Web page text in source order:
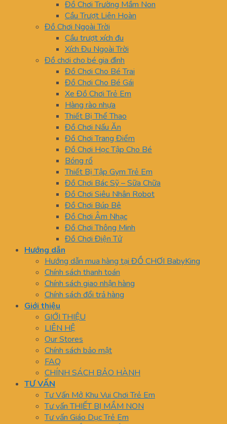
Đồ Chơi Trường Mầm Non
Cầu Trượt Liên Hoàn
Đồ Chơi Ngoài Trời
Cầu trượt xích đu
Xích Đu Ngoài Trời
Đồ chơi cho bé gia đình
Đồ Chơi Cho Bé Trai
Đồ Chơi Cho Bé Gái
Xe Đồ Chơi Trẻ Em
Hàng rào nhựa
Thiết Bị Thể Thao
Đồ Chơi Nấu Ăn
Đồ Chơi Trang Điểm
Đồ Chơi Học Tập Cho Bé
Bóng rổ
Thiết Bị Tập Gym Trẻ Em
Đồ Chơi Bác Sỹ – Sữa Chữa
Đồ Chơi Siêu Nhân Robot
Đồ Chơi Búp Bê
Đồ Chơi Âm Nhạc
Đồ Chơi Thông Minh
Đồ Chơi Điện Tử
Hướng dẫn
Hướng dẫn mua hàng tại ĐỒ CHƠI BabyKing
Chính sách thanh toán
Chính sách giao nhận hàng
Chính sách đổi trả hàng
Giới thiệu
GIỚI THIỆU
LIÊN HỆ
Our Stores
Chính sách bảo mật
FAQ
CHÍNH SÁCH BẢO HÀNH
TƯ VẤN
Tư Vấn Mở Khu Vui Chơi Trẻ Em
Tư vấn THIẾT BỊ MẦM NON
Tư vấn Giáo Dục Trẻ Em